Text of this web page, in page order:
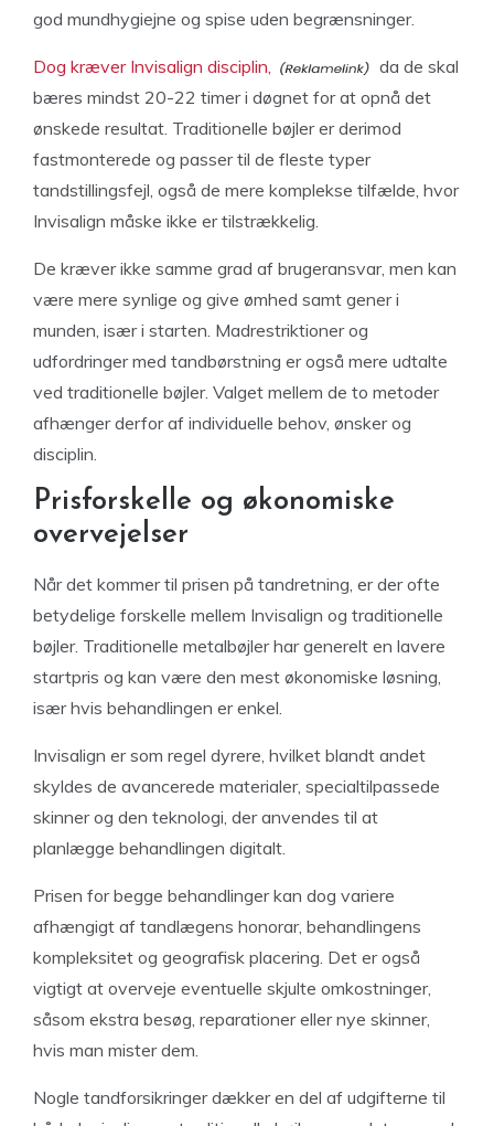
god mundhygiejne og spise uden begrænsninger.
Dog kræver Invisalign disciplin,
da de skal
bæres mindst 20-22 timer i døgnet for at opnå det
ønskede resultat. Traditionelle bøjler er derimod
fastmonterede og passer til de fleste typer
tandstillingsfejl, også de mere komplekse tilfælde, hvor
Invisalign måske ikke er tilstrækkelig.
De kræver ikke samme grad af brugeransvar, men kan
være mere synlige og give ømhed samt gener i
munden, især i starten. Madrestriktioner og
udfordringer med tandbørstning er også mere udtalte
ved traditionelle bøjler. Valget mellem de to metoder
afhænger derfor af individuelle behov, ønsker og
disciplin.
Prisforskelle og økonomiske
overvejelser
Når det kommer til prisen på tandretning, er der ofte
betydelige forskelle mellem Invisalign og traditionelle
bøjler. Traditionelle metalbøjler har generelt en lavere
startpris og kan være den mest økonomiske løsning,
især hvis behandlingen er enkel.
Invisalign er som regel dyrere, hvilket blandt andet
skyldes de avancerede materialer, specialtilpassede
skinner og den teknologi, der anvendes til at
planlægge behandlingen digitalt.
Prisen for begge behandlinger kan dog variere
afhængigt af tandlægens honorar, behandlingens
kompleksitet og geografisk placering. Det er også
vigtigt at overveje eventuelle skjulte omkostninger,
såsom ekstra besøg, reparationer eller nye skinner,
hvis man mister dem.
Nogle tandforsikringer dækker en del af udgifterne til